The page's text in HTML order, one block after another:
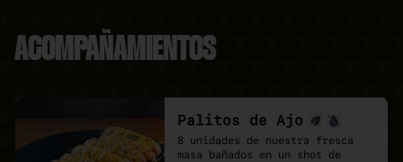
ACOMPAÑAMIENTOS
Palitos de Ajo
8 unidades de nuestra fresca
masa bañados en un shot de